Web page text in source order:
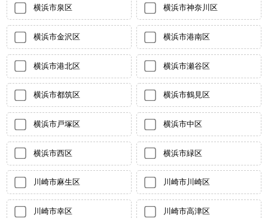
横浜市泉区 横浜市神奈川区
横浜市金沢区 横浜市港南区
横浜市港北区 横浜市瀬谷区
横浜市都筑区 横浜市鶴見区
横浜市戸塚区 横浜市中区
横浜市西区 横浜市緑区
川崎市麻生区 川崎市川崎区
川崎市幸区 川崎市高津区